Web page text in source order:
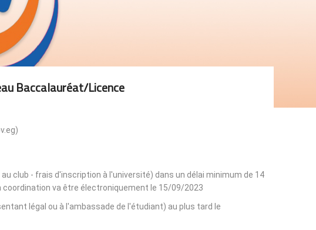
Baccalauréat/licence
club - frais d'inscription à l'université) dans un délai minimum de 14
va être électroniquement le 15/09/2023.
légal ou à l'ambassade de l'étudiant) au plus tard le